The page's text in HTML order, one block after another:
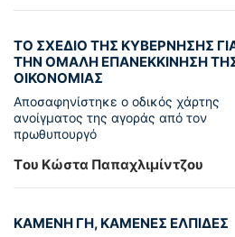
ΤΟ ΣΧΕΔΙΟ ΤΗΣ ΚΥΒΕΡΝΗΣΗΣ
ΤΗΝ ΟΜΑΛΗ ΕΠΑΝΕΚΚΙΝΗΣΗ
ΟΙΚΟΝΟΜΙΑΣ
Αποσαφηνίστηκε ο οδικός χάρτης
ανοίγματος της αγοράς από τον
πρωθυπουργό
Tου Κώστα Παπαχλιμίντζου
ΚΑΜΕΝΗ ΓΗ, ΚΑΜΕΝΕΣ ΕΛΠΙΔΕΣ